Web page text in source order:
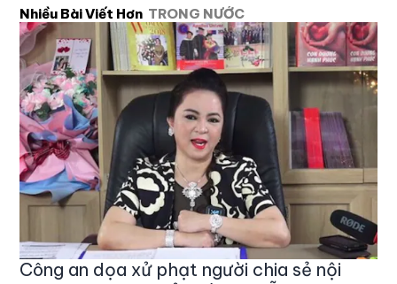
Nhiều Bài Viết Hơn TRONG NƯỚC
Công an dọa xử phạt người chia sẻ nội